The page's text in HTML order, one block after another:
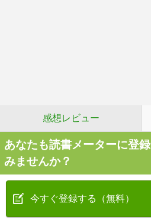
感想レビュー
あなたも読書メーターに登
みませんか？
今すぐ登録する（無料）